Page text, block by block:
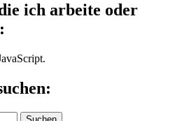
ich arbeite oder